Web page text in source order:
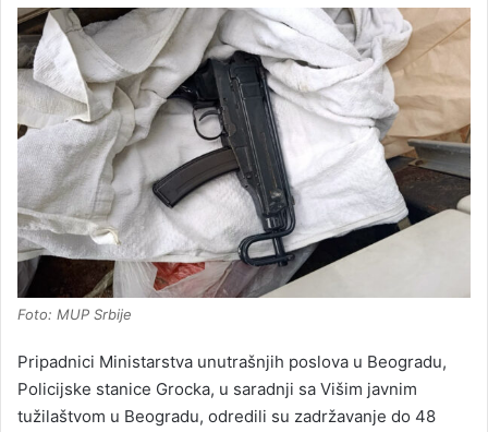
Foto: MUP Srbije
Pripadnici Ministarstva unutrašnjih poslova u Beogradu,
Policijske stanice Grocka, u saradnji sa Višim javnim
tužilaštvom u Beogradu, odredili su zadržavanje do 48